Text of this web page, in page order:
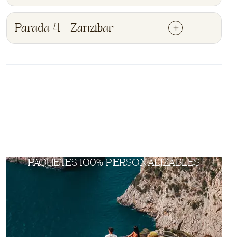
Parada 4 - Zanzibar
PAQUETES 100% PERSONALIZABLES